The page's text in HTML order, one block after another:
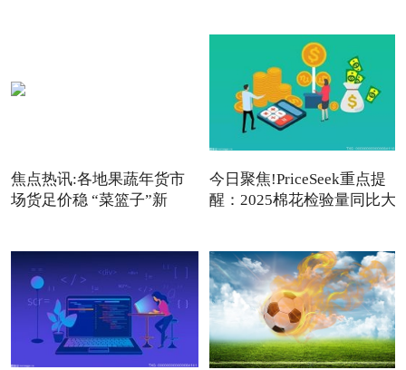
焦点热讯:各地果蔬年货市
场货足价稳 “菜篮子”新
今日聚焦!PriceSeek重点提
醒：2025棉花检验量同比大